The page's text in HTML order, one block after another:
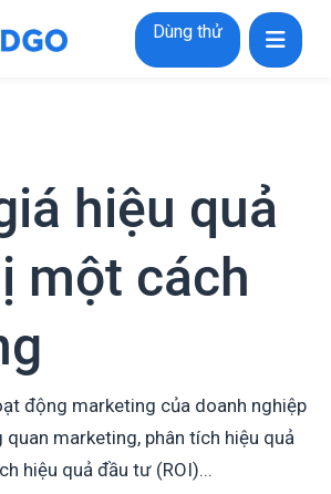
Dùng thử
hiệu quả
một cách
động marketing của doanh nghiệp
marketing, phân tích hiệu quả
hiệu quả đầu tư (ROI)...